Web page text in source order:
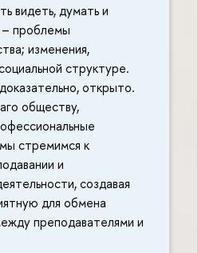
видеть, думать и
– проблемы
изменения,
структуре.
открыто.
обществу,
стремимся к
и
создавая
для обмена
преподавателями и